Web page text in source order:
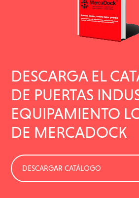
DESCARGA EL
DE PUERTAS
EQUIPAMIENTO
DE MERCADOCK
DESCARGAR CATÁLOGO